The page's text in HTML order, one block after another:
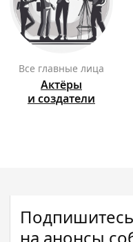
Все главные лица
Актёры
и создатели
Подпишитесь